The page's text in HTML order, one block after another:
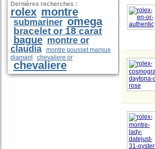
Dernières recherches :
rolex montre
submariner omega
bracelet or 18 carat
bague montre or
claudia
montre gousset marque
diamant
chevaliere or
chevaliere